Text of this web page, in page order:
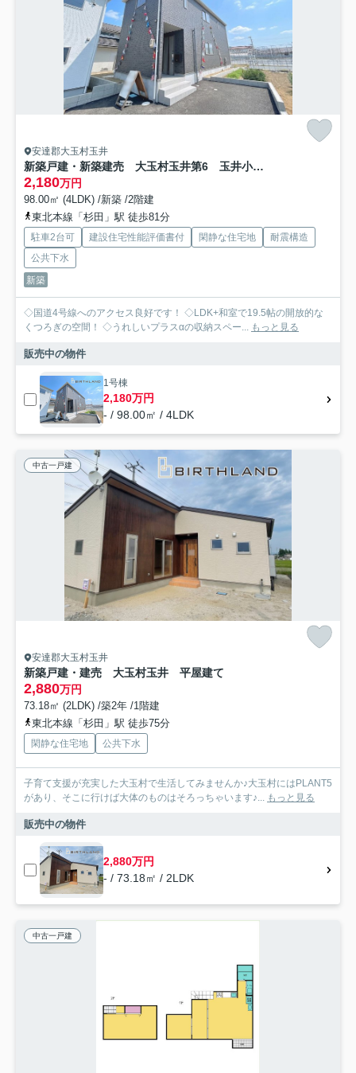
安達郡大玉村玉井
新築戸建・新築建売 大玉村玉井第6 玉井小・大玉中
2,180万円
98.00㎡ (4LDK) /新築 /2階建
東北本線「杉田」駅 徒歩81分
駐車2台可 建設住宅性能評価書付 閑静な住宅地
耐震構造
公共下水
新築
◇国道4号線へのアクセス良好です！ ◇LDK+和室で19.5帖の開放的な
くつろぎの空間！ ◇うれしいプラスαの収納スペー... もっと見る
販売中の物件
1号棟
2,180万円
- / 98.00㎡ / 4LDK
中古一戸建
安達郡大玉村玉井
新築戸建・建売 大玉村玉井 平屋建て
2,880万円
73.18㎡ (2LDK) /築2年 /1階建
東北本線「杉田」駅 徒歩75分
閑静な住宅地 公共下水
子育て支援が充実した大玉村で生活してみませんか♪大玉村にはPLANT5
があり、そこに行けば大体のものはそろっちゃいます♪... もっと見る
販売中の物件
2,880万円
- / 73.18㎡ / 2LDK
中古一戸建